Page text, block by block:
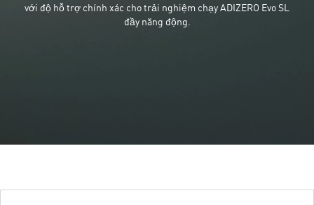
với độ hỗ trợ chính xác cho trải nghiệm chạy ADIZERO Evo SL
đầy năng động.